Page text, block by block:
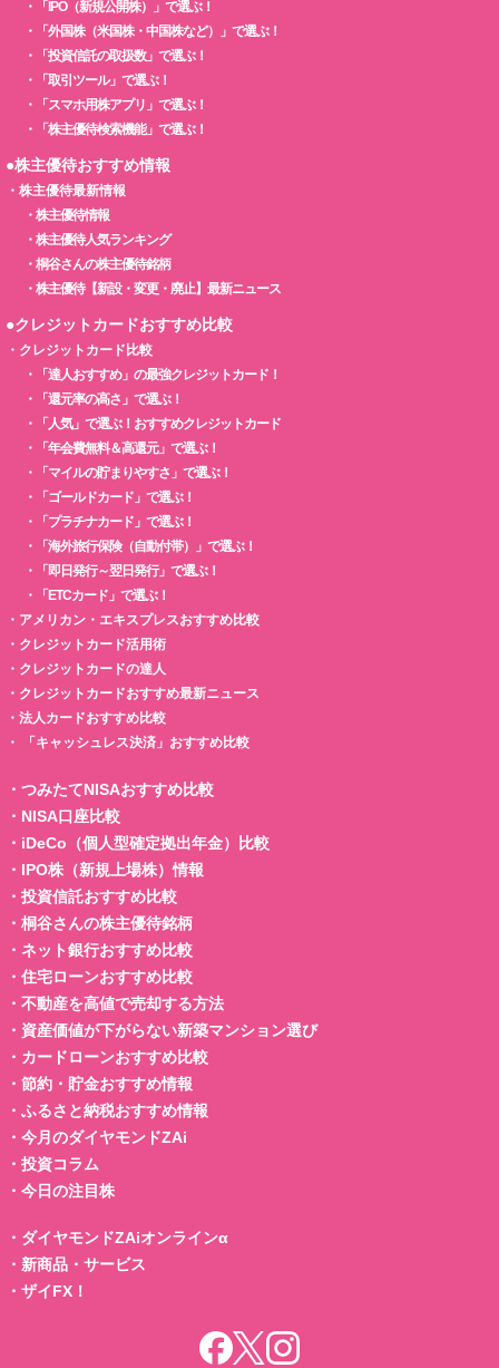
・
「IPO（新規公開株）」で選ぶ！
・
「外国株（米国株・中国株など）」で選ぶ！
・
「投資信託の取扱数」で選ぶ！
・
「取引ツール」で選ぶ！
・
「スマホ用株アプリ」で選ぶ！
・
「株主優待検索機能」で選ぶ！
●株主優待おすすめ情報
・ 株主優待最新情報
・ 株主優待情報
・ 株主優待人気ランキング
・ 桐谷さんの株主優待銘柄
・ 株主優待【新設・変更・廃止】最新ニュース
●クレジットカードおすすめ比較
・ クレジットカード比較
・
「達人おすすめ」の最強クレジットカード！
・
「還元率の高さ」で選ぶ！
・
「人気」で選ぶ！おすすめクレジットカード
・
「年会費無料＆高還元」で選ぶ！
・
「マイルの貯まりやすさ」で選ぶ！
・
「ゴールドカード」で選ぶ！
・
「プラチナカード」で選ぶ！
・
「海外旅行保険（自動付帯）」で選ぶ！
・
「即日発行～翌日発行」で選ぶ！
・
「ETCカード」で選ぶ！
・ アメリカン・エキスプレスおすすめ比較
・ クレジットカード活用術
・ クレジットカードの達人
・ クレジットカードおすすめ最新ニュース
・ 法人カードおすすめ比較
・
「キャッシュレス決済」おすすめ比較
・ つみたてNISAおすすめ比較
・ NISA口座比較
・ iDeCo（個人型確定拠出年金）比較
・ IPO株（新規上場株）情報
・ 投資信託おすすめ比較
・ 桐谷さんの株主優待銘柄
・ ネット銀行おすすめ比較
・ 住宅ローンおすすめ比較
・ 不動産を高値で売却する方法
・ 資産価値が下がらない新築マンション選び
・ カードローンおすすめ比較
・ 節約・貯金おすすめ情報
・ ふるさと納税おすすめ情報
・ 今月のダイヤモンドZAi
・ 投資コラム
・ 今日の注目株
・ ダイヤモンドZAiオンラインα
・ 新商品・サービス
・ ザイFX！